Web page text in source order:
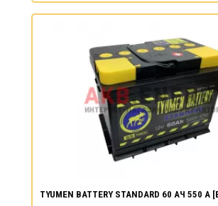
TYUMEN BATTERY STANDARD 60 АЧ 550